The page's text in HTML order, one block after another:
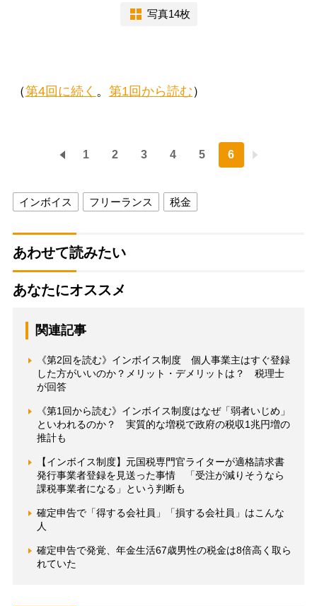
写真14枚
（第4回に続く 。 第1回から読む ）
1 2 3 4 5 6
インボイス フリーランス 税金
あわせて読みたい
あなたにオススメ
関連記事
《第2回を読む》インボイス制度 個人事業主はすぐ登録
した方がいいのか？メリット・デメリットは？ 税理士
が回答
《第1回から読む》インボイス制度はなぜ「弱者いじめ」
といわれるのか？ 実質的な増税で政府の税収1兆円増の
推計も
【インボイス制度】元国税専門官ライターが適格請求書
発行事業者登録を見送った事情 「受注が減りそうなら
課税事業者になる」という判断も
確定申告で「得する会社員」「損する会社員」はこんな
人
確定申告で発覚、年金生活67歳男性の税金は8倍高く取ら
れていた